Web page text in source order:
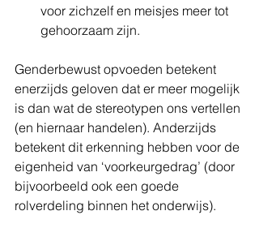
voor zichzelf en meisjes meer tot
gehoorzaam zijn.
Genderbewust opvoeden betekent
enerzijds geloven dat er meer mogelijk
is dan wat de stereotypen ons vertellen
(en hiernaar handelen). Anderzijds
betekent dit erkenning hebben voor de
eigenheid van ‘voorkeurgedrag’ (door
bijvoorbeeld ook een goede
rolverdeling binnen het onderwijs).